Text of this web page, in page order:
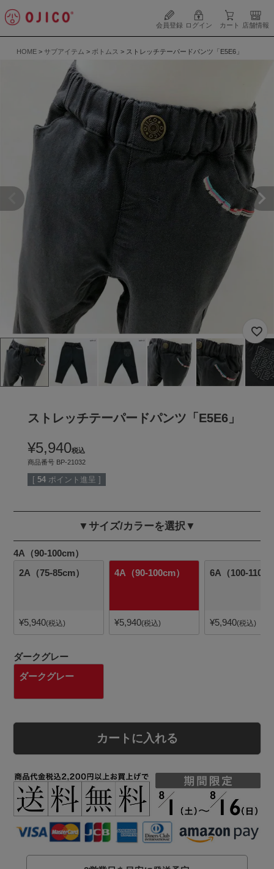
会員登録 ログイン カート 店舗情報
HOME サブアイテム ボトムス ストレッチテーパードパンツ「E5E6」
ストレッチテーパードパンツ「E5E6」
¥5,940税込
商品番号 BP-21032
[ 54 ポイント進呈 ]
▼サイズ/カラーを選択▼
4A（90-100cm）
2A（75-85cm）
¥5,940 税込
4A（90-100cm）
¥5,940 税込
6A（100-
¥5,940 税込
ダークグレー
ダークグレー
カートに入れる